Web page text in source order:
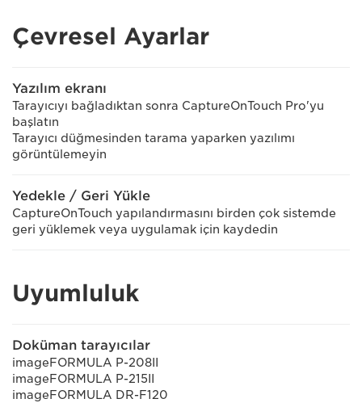
Çevresel Ayarlar
Yazılım ekranı
Tarayıcıyı bağladıktan sonra CaptureOnTouch Pro'yu
başlatın
Tarayıcı düğmesinden tarama yaparken yazılımı
görüntülemeyin
Yedekle / Geri Yükle
CaptureOnTouch yapılandırmasını birden çok sistemde
geri yüklemek veya uygulamak için kaydedin
Uyumluluk
Doküman tarayıcılar
imageFORMULA P-208II
imageFORMULA P-215II
imageFORMULA DR-F120